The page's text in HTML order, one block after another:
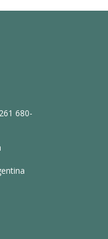
680-